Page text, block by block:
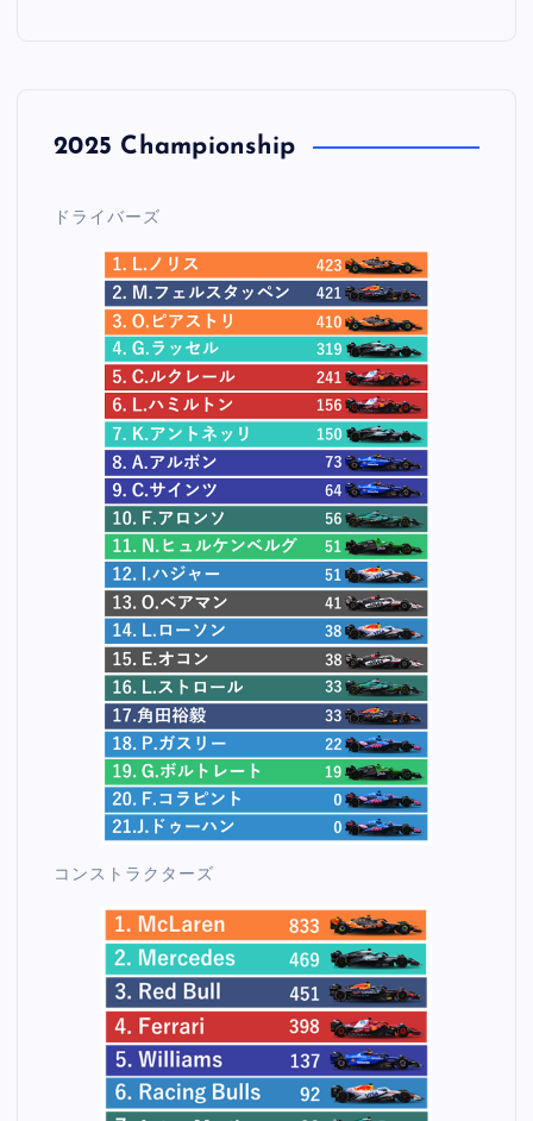
2025 Championship
ドライバーズ
コンストラクターズ